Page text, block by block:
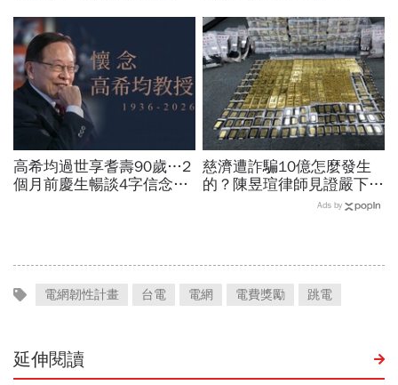
職業特別注意：前例在這
高希均過世享耆壽90歲…2
個月前慶生暢談4字信念，
慈濟遭詐騙10億怎麼發生
的？陳昱瑄律師見證嚴下跪
博信任！豪宅藏158公斤黃
Ads by
電網韌性計畫 台電 電網 電費獎勵 跳電
延伸閱讀